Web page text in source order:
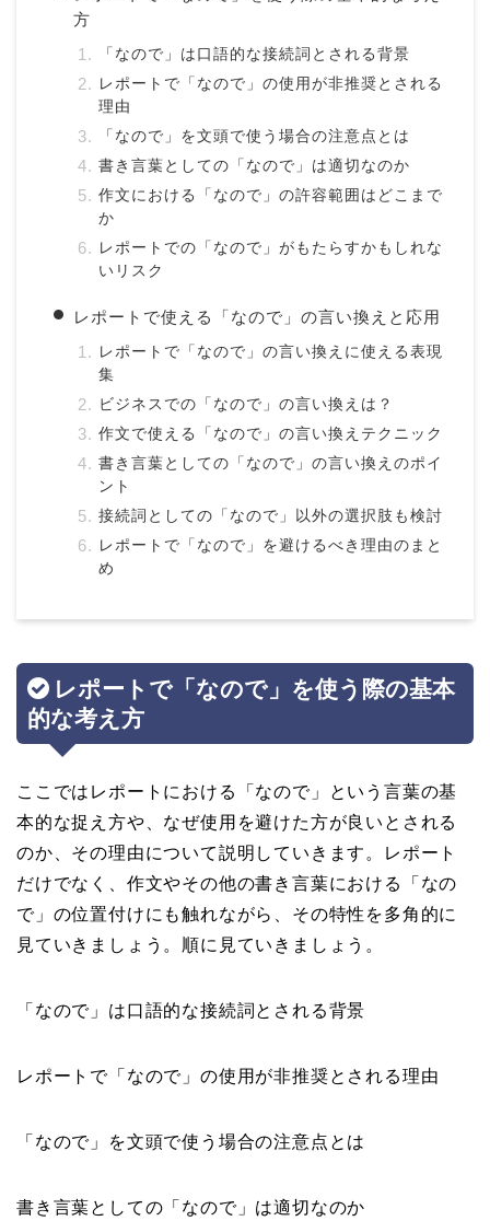
方
「なので」は口語的な接続詞とされる背景
レポートで「なので」の使用が非推奨とされる
理由
「なので」を文頭で使う場合の注意点とは
書き言葉としての「なので」は適切なのか
作文における「なので」の許容範囲はどこまで
か
レポートでの「なので」がもたらすかもしれな
いリスク
レポートで使える「なので」の言い換えと応用
レポートで「なので」の言い換えに使える表現
集
ビジネスでの「なので」の言い換えは？
作文で使える「なので」の言い換えテクニック
書き言葉としての「なので」の言い換えのポイ
ント
接続詞としての「なので」以外の選択肢も検討
レポートで「なので」を避けるべき理由のまと
め
レポートで「なので」を使う際の基本
的な考え方
ここではレポートにおける「なので」という言葉の基
本的な捉え方や、なぜ使用を避けた方が良いとされる
のか、その理由について説明していきます。レポート
だけでなく、作文やその他の書き言葉における「なの
で」の位置付けにも触れながら、その特性を多角的に
見ていきましょう。順に見ていきましょう。
「なので」は口語的な接続詞とされる背景
レポートで「なので」の使用が非推奨とされる理由
「なので」を文頭で使う場合の注意点とは
書き言葉としての「なので」は適切なのか